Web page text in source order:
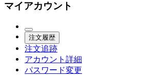
マイアカウント
注文履歴
注文追跡
アカウント詳細
パスワード変更